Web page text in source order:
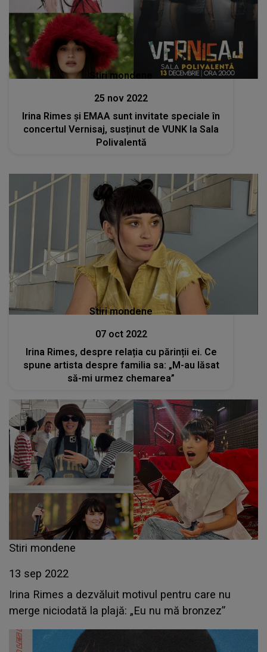
Stiri mondene
25 nov 2022
Irina Rimes și EMAA sunt invitate speciale în
concertul Vernisaj, susținut de VUNK la Sala
Polivalentă
Stiri mondene
07 oct 2022
Irina Rimes, despre relația cu părinții ei. Ce
spune artista despre familia sa: „M-au lăsat
să-mi urmez chemarea”
Stiri mondene
13 sep 2022
Irina Rimes a dezvăluit motivul pentru care nu
merge niciodată la plajă: „Eu nu mă bronzez”